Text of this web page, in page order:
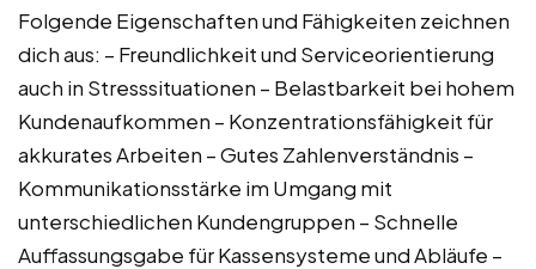
Folgende Eigenschaften und Fähigkeiten zeichnen
dich aus: – Freundlichkeit und Serviceorientierung
auch in Stresssituationen – Belastbarkeit bei hohem
Kundenaufkommen – Konzentrationsfähigkeit für
akkurates Arbeiten – Gutes Zahlenverständnis –
Kommunikationsstärke im Umgang mit
unterschiedlichen Kundengruppen – Schnelle
Auffassungsgabe für Kassensysteme und Abläufe –